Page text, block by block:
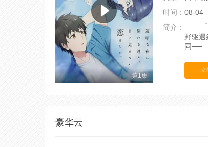
第1集
时间： 08-04
简介：
「
野驱
同──
立
豪华云